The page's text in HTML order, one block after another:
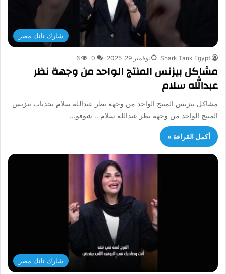
شارك تانك مصر
Shark Tank Egypt نوفمبر 29, 2025 0
6
مشاكل بيزنس المنتج الواحد من وجهة نظر
عبدالله سلام
مشاكل بيزنس المنتج الواحد من وجهة نظر عبدالله سلام تحديات بيزنس
المنتج الواحد من وجهة نظر عبدالله سلام .. شوفو…
أكمل القراءة »
شارك تانك مصر